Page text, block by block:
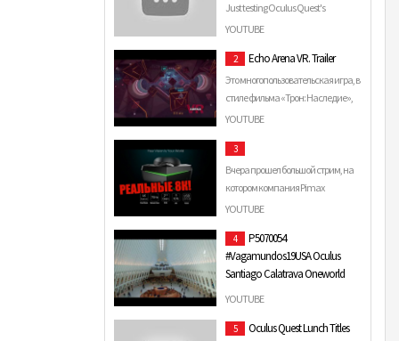
Just testing Oculus Quest's
recording feature.
YOUTUBE
2 Echo Arena VR. Trailer
Это многопользовательская игра, в
стиле фильма «Трон: Наследие»,
которая включает в себя
YOUTUBE
3
Вчера прошел большой стрим, на
котором компания Pimax
анонсировала целую гору
YOUTUBE
4
P5070054
#Vagamundos19USA Oculus
Santiago Calatrava Oneworld
Santiago Calatrava Oneworld Trade
YOUTUBE
5 Oculus Quest Lunch Titles